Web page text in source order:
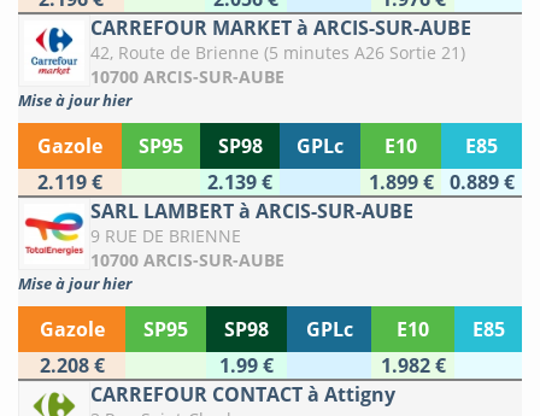
CARREFOUR MARKET à ARCIS-SUR-AUBE
42, Route de Brienne (5 minutes A26 Sortie 21)
10700 ARCIS-SUR-AUBE
Mise à jour hier
Gazole SP95 SP98 GPLc E10
E85
2.119 €
2.139 € 1.899 €
0.889 €
SARL LAMBERT à ARCIS-SUR-AUBE
9 RUE DE BRIENNE
10700 ARCIS-SUR-AUBE
Mise à jour hier
Gazole SP95 SP98 GPLc E10
E85
2.208 €
1.99 €
1.982 €
CARREFOUR CONTACT à Attigny